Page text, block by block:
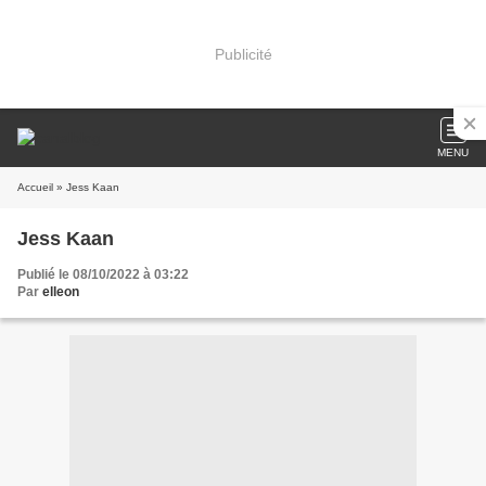
Publicité
MENU
Accueil » Jess Kaan
Jess Kaan
Publié le 08/10/2022 à 03:22
Par elleon